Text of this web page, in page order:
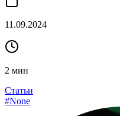
11.09.2024
2 мин
Статьи
#None